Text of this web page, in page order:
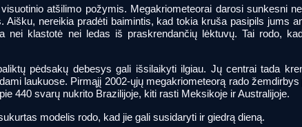
atšilimo požymis. Megakriometeorai darosi sunkesni
nereikia pradėti baimintis, kad tokia kruša pasipils jums
nei klastotė nei ledas iš praskrendančių lėktuvų. Tai rodo,
pėdsakų debesys gali išsilaikyti ilgiau. Jų centrai tada
laukuose. Pirmąjį 2002-ųjų megakriometeorą rado
440 svarų nukrito Brazilijoje, kiti rasti Meksikoje ir Australijoje.
modelis rodo, kad jie gali susidaryti ir giedrą dieną.